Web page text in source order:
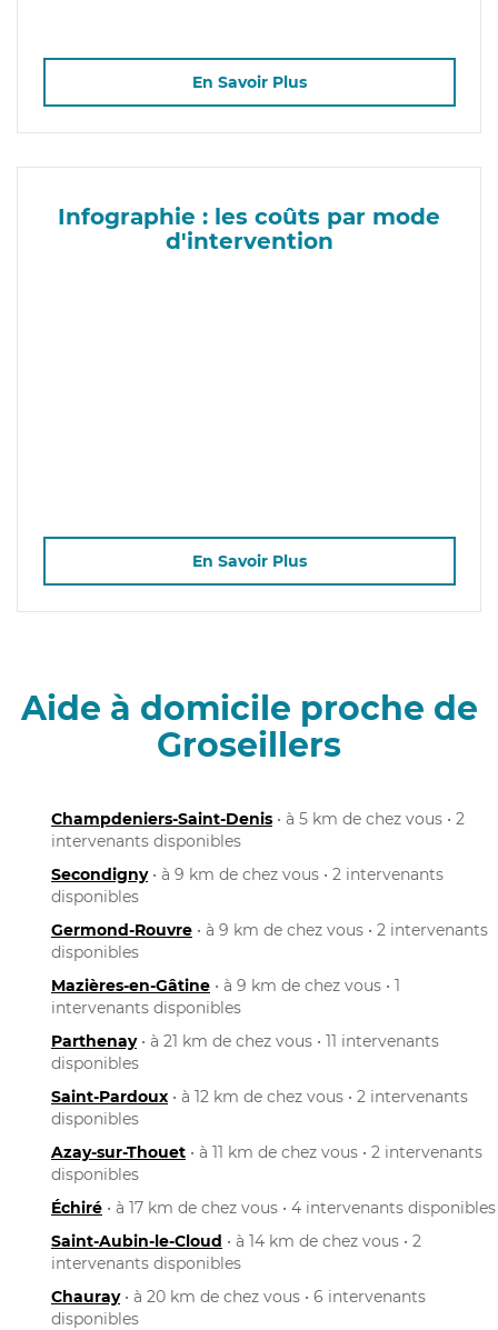
En Savoir Plus
Infographie : les coûts par mode
d'intervention
En Savoir Plus
Aide à domicile proche de
Groseillers
Champdeniers-Saint-Denis • à 5 km de chez vous • 2
intervenants disponibles
Secondigny• à 9 km de chez vous • 2 intervenants
disponibles
Germond-Rouvre • à 9 km de chez vous • 2 intervenants
disponibles
Mazières-en-Gâtine • à 9 km de chez vous • 1
intervenants disponibles
Parthenay• à 21 km de chez vous • 11 intervenants
disponibles
Saint-Pardoux • à 12 km de chez vous • 2 intervenants
disponibles
Azay-sur-Thouet • à 11 km de chez vous • 2 intervenants
disponibles
Échiré • à 17 km de chez vous • 4 intervenants disponibles
Saint-Aubin-le-Cloud • à 14 km de chez vous • 2
intervenants disponibles
Chauray• à 20 km de chez vous • 6 intervenants
disponibles